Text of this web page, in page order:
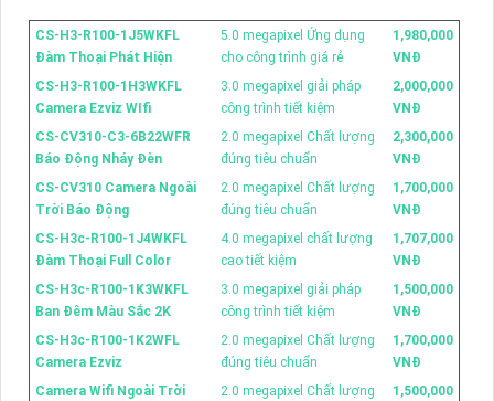
CS-H3-R100-1J5WKFL
Đàm Thoại Phát Hiện
5.0 megapixel Ứng dụng
cho công trình giá rẻ
1,980,000
VNĐ
CS-H3-R100-1H3WKFL
Camera Ezviz WIfi
3.0 megapixel giải pháp
công trình tiết kiệm
2,000,000
VNĐ
CS-CV310-C3-6B22WFR
Báo Động Nháy Đèn
2.0 megapixel Chất lượng
đúng tiêu chuẩn
2,300,000
VNĐ
CS-CV310 Camera Ngoài
Trời Báo Động
2.0 megapixel Chất lượng
đúng tiêu chuẩn
1,700,000
VNĐ
CS-H3c-R100-1J4WKFL
Đàm Thoại Full Color
4.0 megapixel chất lượng
cao tiết kiệm
1,707,000
VNĐ
CS-H3c-R100-1K3WKFL
Ban Đêm Màu Sắc 2K
3.0 megapixel giải pháp
công trình tiết kiệm
1,500,000
VNĐ
CS-H3c-R100-1K2WFL
Camera Ezviz
2.0 megapixel Chất lượng
đúng tiêu chuẩn
1,700,000
VNĐ
Camera Wifi Ngoài Trời
2.0 megapixel Chất lượng
1,500,000